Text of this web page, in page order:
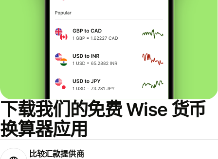
下载我们的免费 Wise 货币
换算器应用
比较汇款提供商